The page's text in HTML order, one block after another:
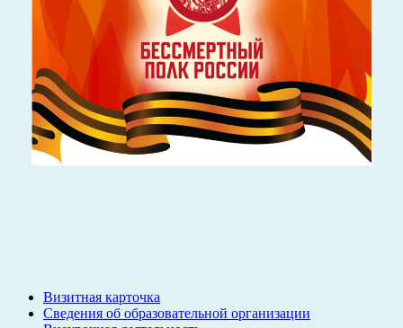
Визитная карточка
Сведения об образовательной организации